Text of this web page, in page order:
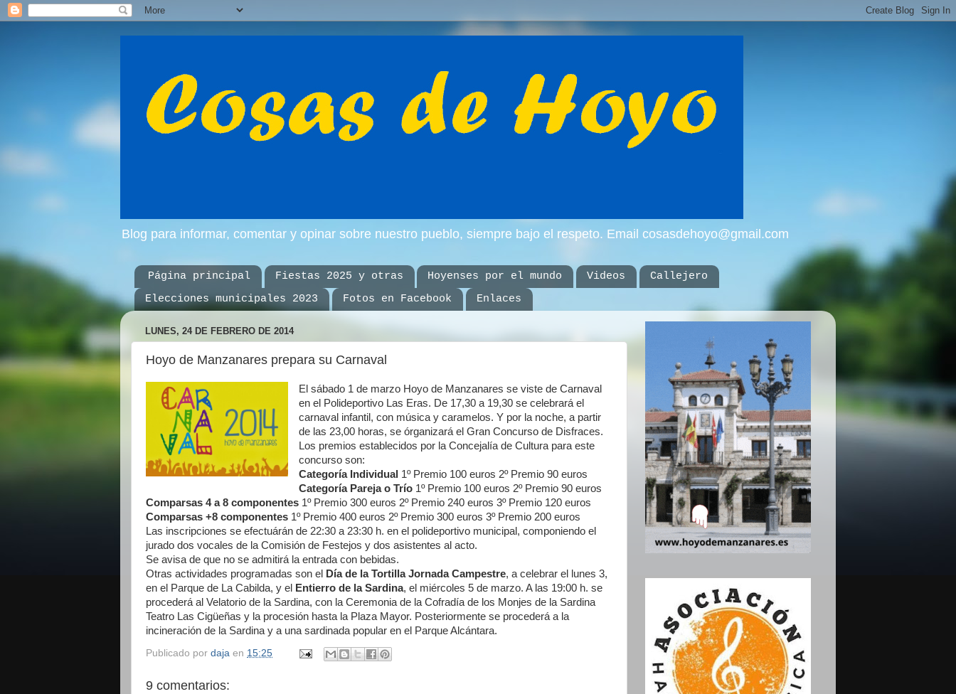
Blog para informar, comentar y opinar sobre nuestro pueblo, siempre bajo el respeto. Email cosasdehoyo@gmail.com
Página principal Fiestas 2025 y otras Hoyenses por el mundo Videos
Callejero
Elecciones municipales 2023
Fotos en Facebook Enlaces
LUNES, 24 DE FEBRERO DE 2014
Hoyo de Manzanares prepara su Carnaval
El sábado 1 de marzo Hoyo de Manzanares se viste de Carnaval
en el Polideportivo Las Eras. De 17,30 a 19,30 se celebrará el
carnaval infantil, con música y caramelos. Y por la noche, a partir
de las 23,00 horas, se órganizará el Gran Concurso de Disfraces.
Los premios establecidos por la Concejalía de Cultura para este
concurso son:
Categoría Individual 1º Premio 100 euros 2º Premio 90 euros
Categoría Pareja o Trío1º Premio 100 euros 2º Premio 90 euros
Comparsas 4 a 8 componentes 1º Premio 300 euros 2º Premio 240 euros 3º Premio 120 euros
Comparsas +8 componentes 1º Premio 400 euros 2º Premio 300 euros 3º Premio 200 euros
Las inscripciones se efectuárán de 22:30 a 23:30 h. en el polideportivo municipal, componiendo el
jurado dos vocales de la Comisión de Festejos y dos asistentes al acto.
Se avisa de que no se admitirá la entrada con bebidas.
Otras actividades programadas son el
Día de la Tortilla Jornada Campestre, a celebrar el lunes 3,
en el Parque de La Cabilda, y el
Entierro de la Sardina, el miércoles 5 de marzo. A las 19:00 h. se
procederá al Velatorio de la Sardina, con la Ceremonia de la Cofradía de los Monjes de la Sardina
Teatro Las Cigüeñas y la procesión hasta la Plaza Mayor. Posteriormente se procederá a la
incineración de la Sardina y a una sardinada popular en el Parque Alcántara.
Publicado por daja en 15:25
9 comentarios: